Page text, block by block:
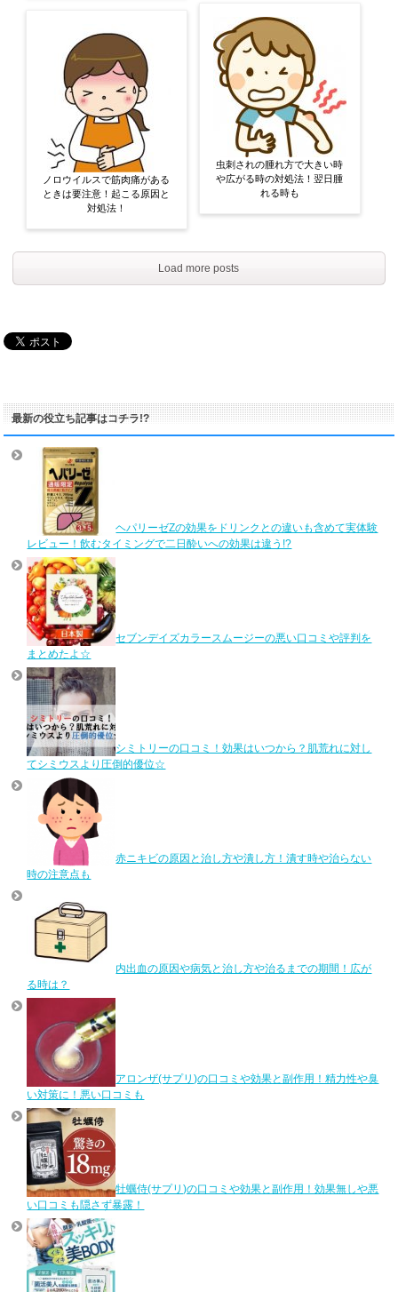
ノロウイルスで筋肉痛がある
ときは要注意！起こる原因と
対処法！
虫刺されの腫れ方で大きい時
や広がる時の対処法！翌日腫
れる時も
Load more posts
最新の役立ち記事はコチラ!?
ヘパリーゼZの効果をドリンクとの違いも含めて実体験
レビュー！飲むタイミングで二日酔いへの効果は違う!?
セブンデイズカラースムージーの悪い口コミや評判を
まとめたよ☆
シミトリーの口コミ！効果はいつから？肌荒れに対し
てシミウスより圧倒的優位☆
赤ニキビの原因と治し方や潰し方！潰す時や治らない
時の注意点も
内出血の原因や病気と治し方や治るまでの期間！広が
る時は？
アロンザ(サプリ)の口コミや効果と副作用！精力性や臭
い対策に！悪い口コミも
牡蠣侍(サプリ)の口コミや効果と副作用！効果無しや悪
い口コミも隠さず暴露！